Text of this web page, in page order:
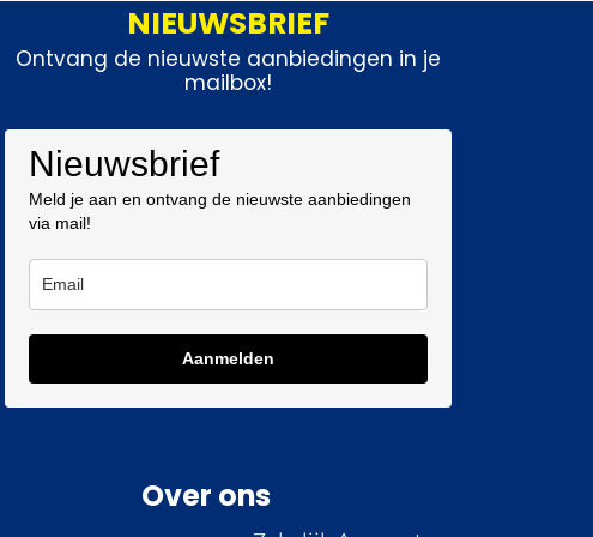
NIEUWSBRIEF
Ontvang de nieuwste aanbiedingen in je
mailbox!
Nieuwsbrief
Meld je aan en ontvang de nieuwste aanbiedingen
via mail!
Aanmelden
Over ons